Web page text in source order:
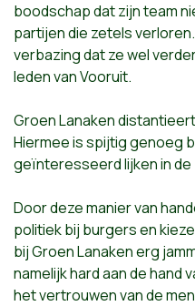
boodschap dat zijn team
partijen die zetels
verbazing dat ze wel
leden van Vooruit.
Groen Lanaken
Hiermee is spijtig genoeg
geïnteresseerd lijken in
Door deze manier van
politiek bij burgers en
bij Groen Lanaken erg
namelijk hard aan de hand
het vertrouwen van de